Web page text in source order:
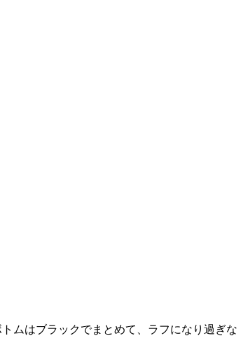
ムはブラックでまとめて、ラフになり過ぎな